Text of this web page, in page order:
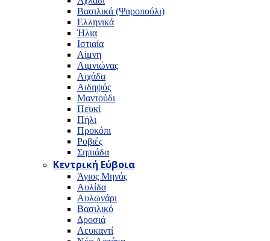
Βασιλικά (Ψαροπούλι)
Ελληνικά
Ήλια
Ιστιαία
Λίμνη
Λιμνιώνας
Λιχάδα
Αιδηψός
Μαντούδι
Πευκί
Πήλι
Προκόπι
Ροβιές
Σηπιάδα
Κεντρική Εύβοια
Άγιος Μηνάς
Αυλίδα
Αυλωνάρι
Βασιλικό
Δροσιά
Λευκαντί